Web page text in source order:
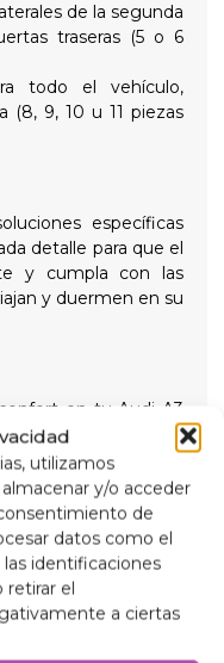
utilizamos
y/o acceder
de
datos como el
identificaciones
retirar el
a ciertas
de la segunda
traseras (5 o 6
todo el vehículo,
(8, 9, 10 u 11 piezas
específicas
detalle para que el
y cumpla con las
y duermen en su
en tu Audi A3
camper a medida.
o dormir dentro del
Convierte
en cualquier
real
largos